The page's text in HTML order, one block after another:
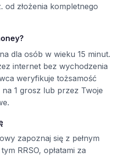
od złożenia kompletnego
dla osób w wieku 15 minut.
internet bez wychodzenia
weryfikuje tożsamość
1 grosz lub przez Twoje
zapoznaj się z pełnym
RRSO, opłatami za